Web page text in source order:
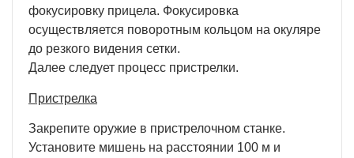
фокусировку прицела. Фокусировка
осуществляется поворотным кольцом на окуляре
до резкого видения сетки.
Далее следует процесс пристрелки.
Пристрелка
Закрепите оружие в пристрелочном станке.
Установите мишень на расстоянии 100 м и